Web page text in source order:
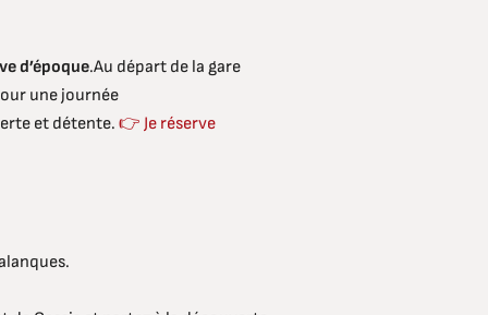
d’époque.Au départ de la gare
une journée
et détente. 👉 Je réserve